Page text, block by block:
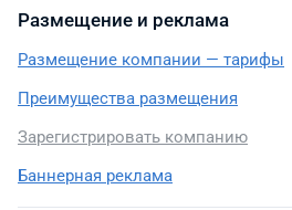
Размещение и реклама
Размещение компании — тарифы
Преимущества размещения
Зарегистрировать компанию
Баннерная реклама